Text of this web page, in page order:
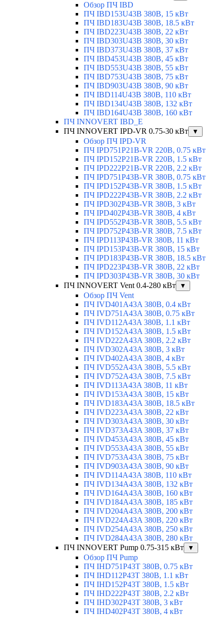
Обзор ПЧ IBD
ПЧ IBD153U43B 380В, 15 кВт
ПЧ IBD183U43B 380В, 18.5 кВт
ПЧ IBD223U43B 380В, 22 кВт
ПЧ IBD303U43B 380В, 30 кВт
ПЧ IBD373U43B 380В, 37 кВт
ПЧ IBD453U43B 380В, 45 кВт
ПЧ IBD553U43B 380В, 55 кВт
ПЧ IBD753U43B 380В, 75 кВт
ПЧ IBD903U43B 380В, 90 кВт
ПЧ IBD114U43B 380В, 110 кВт
ПЧ IBD134U43B 380В, 132 кВт
ПЧ IBD164U43B 380В, 160 кВт
ПЧ INNOVERT IBD_E
ПЧ INNOVERT IPD-VR 0.75-30 кВт
▼
Обзор ПЧ IPD-VR
ПЧ IPD751P21B-VR 220В, 0.75 кВт
ПЧ IPD152P21B-VR 220В, 1.5 кВт
ПЧ IPD222P21B-VR 220В, 2.2 кВт
ПЧ IPD751P43B-VR 380В, 0.75 кВт
ПЧ IPD152P43B-VR 380В, 1.5 кВт
ПЧ IPD222P43B-VR 380В, 2.2 кВт
ПЧ IPD302P43B-VR 380В, 3 кВт
ПЧ IPD402P43B-VR 380В, 4 кВт
ПЧ IPD552P43B-VR 380В, 5.5 кВт
ПЧ IPD752P43B-VR 380В, 7.5 кВт
ПЧ IPD113P43B-VR 380В, 11 кВт
ПЧ IPD153P43B-VR 380В, 15 кВт
ПЧ IPD183P43B-VR 380В, 18.5 кВт
ПЧ IPD223P43B-VR 380В, 22 кВт
ПЧ IPD303P43B-VR 380В, 30 кВт
ПЧ INNOVERT Vent 0.4-280 кВт
▼
Обзор ПЧ Vent
ПЧ IVD401A43A 380В, 0.4 кВт
ПЧ IVD751A43A 380В, 0.75 кВт
ПЧ IVD112A43A 380В, 1.1 кВт
ПЧ IVD152A43A 380В, 1.5 кВт
ПЧ IVD222A43A 380В, 2.2 кВт
ПЧ IVD302A43A 380В, 3 кВт
ПЧ IVD402A43A 380В, 4 кВт
ПЧ IVD552A43A 380В, 5.5 кВт
ПЧ IVD752A43A 380В, 7.5 кВт
ПЧ IVD113A43A 380В, 11 кВт
ПЧ IVD153A43A 380В, 15 кВт
ПЧ IVD183A43A 380В, 18.5 кВт
ПЧ IVD223A43A 380В, 22 кВт
ПЧ IVD303A43A 380В, 30 кВт
ПЧ IVD373A43A 380В, 37 кВт
ПЧ IVD453A43A 380В, 45 кВт
ПЧ IVD553A43A 380В, 55 кВт
ПЧ IVD753A43A 380В, 75 кВт
ПЧ IVD903A43A 380В, 90 кВт
ПЧ IVD114A43A 380В, 110 кВт
ПЧ IVD134A43A 380В, 132 кВт
ПЧ IVD164A43A 380В, 160 кВт
ПЧ IVD184A43A 380В, 185 кВт
ПЧ IVD204A43A 380В, 200 кВт
ПЧ IVD224A43A 380В, 220 кВт
ПЧ IVD254A43A 380В, 250 кВт
ПЧ IVD284A43A 380В, 280 кВт
ПЧ INNOVERT Pump 0.75-315 кВт
▼
Обзор ПЧ Pump
ПЧ IHD751P43T 380В, 0.75 кВт
ПЧ IHD112P43T 380В, 1.1 кВт
ПЧ IHD152P43T 380В, 1.5 кВт
ПЧ IHD222P43T 380В, 2.2 кВт
ПЧ IHD302P43T 380В, 3 кВт
ПЧ IHD402P43T 380В, 4 кВт